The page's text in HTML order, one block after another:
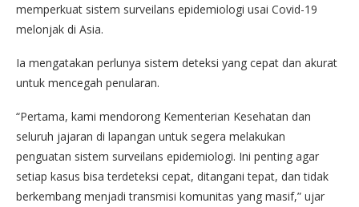
memperkuat sistem surveilans epidemiologi usai Covid-19
melonjak di Asia.
Ia mengatakan perlunya sistem deteksi yang cepat dan akurat
untuk mencegah penularan.
“Pertama, kami mendorong Kementerian Kesehatan dan
seluruh jajaran di lapangan untuk segera melakukan
penguatan sistem surveilans epidemiologi. Ini penting agar
setiap kasus bisa terdeteksi cepat, ditangani tepat, dan tidak
berkembang menjadi transmisi komunitas yang masif,” ujar